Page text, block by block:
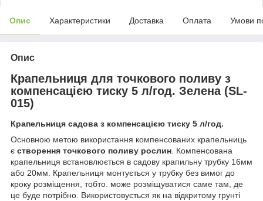
Опис Характеристики Доставка Оплата Умови
Опис
Крапельниця для точкового поливу з
компенсацією тиску 5 л/год. Зелена (SL-
015)
Крапельниця садова з компенсацією тиску 5 л/год.
Основною метою використання компенсованих крапельниць
є створення точкового поливу рослин. Компенсована
крапельниця встановлюється в садову крапильну трубку 16мм
або 20мм. Крапельниця монтується у трубку без вимог до
кроку розміщення, тобто. може розміщуватися саме там, де
це буде потрібно. Використовується як на відкритому грунті